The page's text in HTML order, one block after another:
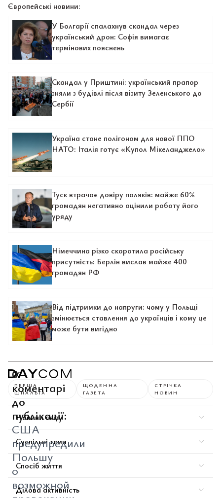
Європейські новини:
У Болгарії спалахнув скандал через
український дрон: Софія вимагає
термінових пояснень
Скандал у Приштині: український прапор
зняли з будівлі після візиту Зеленського до
Сербії
Україна стане полігоном для нової ППО
НАТО: Італія готує «Купол Мікеланджело»
Туск втрачає довіру поляків: майже 60%
громадян негативно оцінили роботу його
уряду
Німеччина різко скоротила російську
присутність: Берлін вислав майже 400
громадян РФ
Від підтримки до напруги: чому у Польщі
змінюється ставлення до українців і кому це
може бути вигідно
0
коментарі
до
публікації:
США
предупредили
Польшу
о
возможной
ПЕРША
ШПАЛЬТА
ЩОДЕННА
ГАЗЕТА
СТРІЧКА
НОВИН
Новини світу
Суспільні теми
Спосіб життя
Ділова активність